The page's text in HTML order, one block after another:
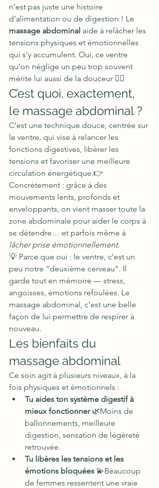
n’est pas juste une histoire
d’alimentation ou de digestion ! Le
massage abdominal aide à relâcher les
tensions physiques et émotionnelles
qui s’y accumulent. Oui, ce ventre
qu’on néglige un peu trop souvent
mérite lui aussi de la douceur 💆‍♀️
C’est quoi, exactement,
le massage abdominal ?
C’est une technique douce, centrée sur
le ventre, qui vise à relancer les
fonctions digestives, libérer les
tensions et favoriser une meilleure
circulation énergétique.👉
Concrètement : grâce à des
mouvements lents, profonds et
enveloppants, on vient masser toute la
zone abdominale pour aider le corps à
se détendre… et parfois même à
lâcher prise émotionnellement.
💡 Parce que oui : le ventre, c’est un
peu notre “deuxième cerveau”. Il
garde tout en mémoire — stress,
angoisses, émotions refoulées. Le
massage abdominal, c’est une belle
façon de lui permettre de respirer à
nouveau.
Les bienfaits du
massage abdominal
Ce soin agit à plusieurs niveaux, à la
fois physiques et émotionnels :
Tu aides ton système digestif à
mieux fonctionner 🌿Moins de
ballonnements, meilleure
digestion, sensation de légèreté
retrouvée.
Tu libères les tensions et les
émotions bloquées 💫Beaucoup
de femmes ressentent une vraie